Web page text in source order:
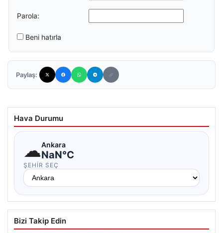
Parola:
Beni hatırla
Paylaş:
Hava Durumu
☁Ankara
NaN°C
ŞEHIR SEÇ
Bizi Takip Edin